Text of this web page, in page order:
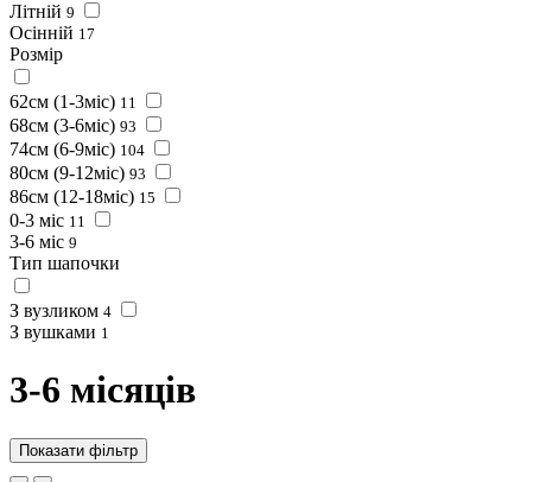
Літній 9
Осінній 17
Розмір
62см (1-3міс) 11
68см (3-6міс) 93
74см (6-9міс) 104
80см (9-12міс) 93
86см (12-18міс) 15
0-3 міс 11
3-6 міс 9
Тип шапочки
З вузликом 4
З вушками 1
3-6 місяців
Показати фільтр